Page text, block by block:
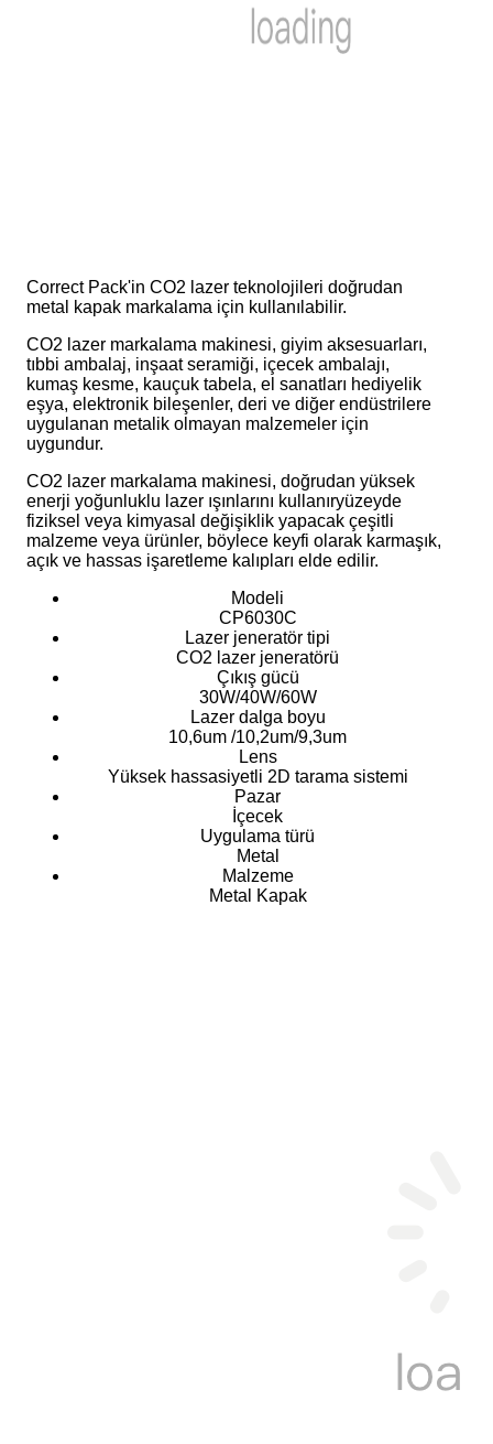
Correct Pack'in CO2 lazer teknolojileri doğrudan
metal kapak markalama için kullanılabilir.
CO2 lazer markalama makinesi, giyim aksesuarları,
tıbbi ambalaj, inşaat seramiği, içecek ambalajı,
kumaş kesme, kauçuk tabela, el sanatları hediyelik
eşya, elektronik bileşenler, deri ve diğer endüstrilere
uygulanan metalik olmayan malzemeler için
uygundur.
CO2 lazer markalama makinesi, doğrudan yüksek
enerji yoğunluklu lazer ışınlarını kullanıryüzeyde
fiziksel veya kimyasal değişiklik yapacak çeşitli
malzeme veya ürünler, böylece keyfi olarak karmaşık,
açık ve hassas işaretleme kalıpları elde edilir.
Modeli
CP6030C
Lazer jeneratör tipi
CO2 lazer jeneratörü
Çıkış gücü
30W/40W/60W
Lazer dalga boyu
10,6um /10,2um/9,3um
Lens
Yüksek hassasiyetli 2D tarama sistemi
Pazar
İçecek
Uygulama türü
Metal
Malzeme
Metal Kapak